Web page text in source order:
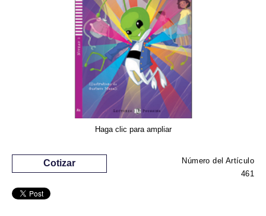
Haga clic para ampliar
Número del Artículo
461
Cotizar